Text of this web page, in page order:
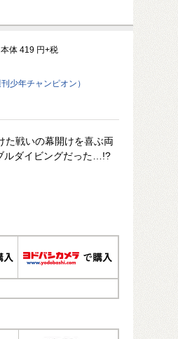
体 419 円+税
少年チャンピオン）
戦いの幕開けを喜ぶ両
ルダイビングだった…!?